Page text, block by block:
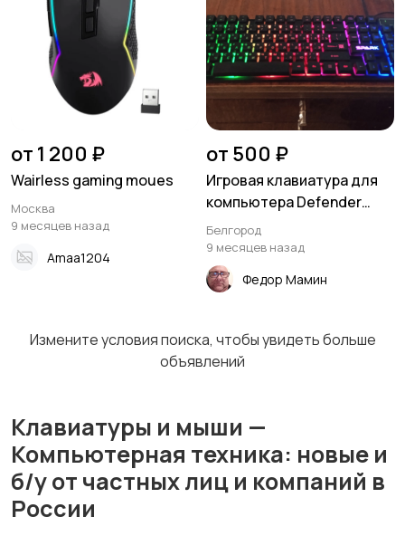
от 1 200 ₽
Wairless gaming moues
Москва
9 месяцев назад
Amaa1204
от 500 ₽
Игровая клавиатура для
компьютера Defender
Spark мембранная (Full-
size
Белгород
9 месяцев назад
Федор Мамин
Измените условия поиска, чтобы увидеть больше
объявлений
Клавиатуры и мыши —
Компьютерная техника: новые и
б/у от частных лиц и компаний в
России